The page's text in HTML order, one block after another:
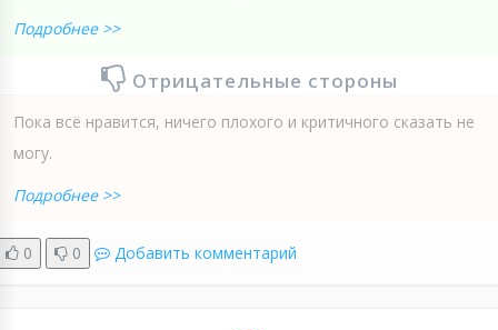
Подробнее >>
Отрицательные стороны
Пока всё нравится, ничего плохого и критичного сказать не
могу.
Подробнее >>
0 0 Добавить комментарий